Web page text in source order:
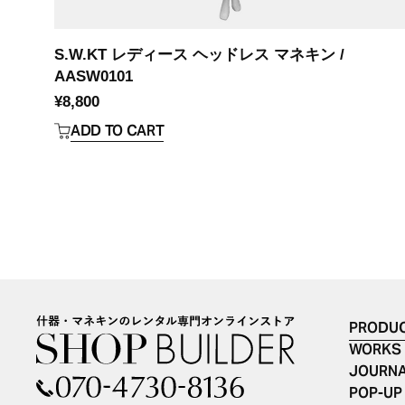
S.W.KT レディース ヘッドレス マネキン /
AASW0101
¥8,800
ADD TO CART
WORKS
POP-UP